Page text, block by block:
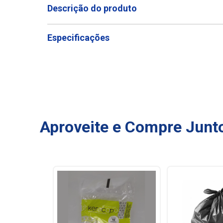
Descrição do produto
Especificações
Aproveite e Compre